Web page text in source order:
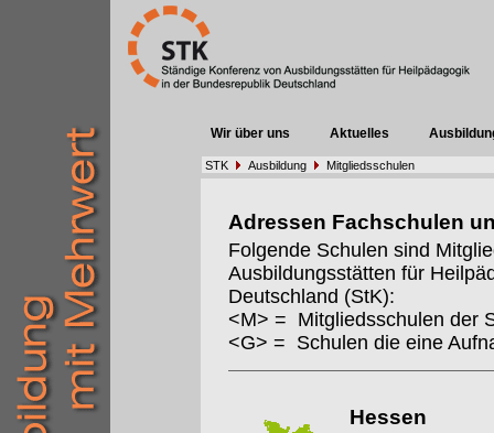
Wir über uns Aktuelles
STK Ausbildung Mitgliedsschulen
Adressen Fachschulen
Folgende Schulen sind
Ausbildungsstätten für
Deutschland (StK):
<M> = Mitgliedsschulen der
<G> = Schulen die eine
Hessen